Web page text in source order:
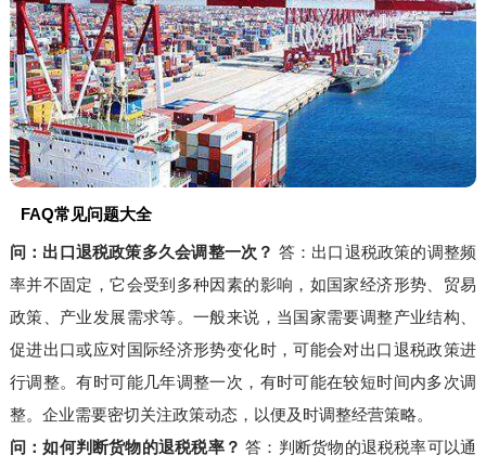
FAQ常见问题大全
问：出口退税政策多久会调整一次？ 答：出口退税政策的调整频
率并不固定，它会受到多种因素的影响，如国家经济形势、贸易
政策、产业发展需求等。一般来说，当国家需要调整产业结构、
促进出口或应对国际经济形势变化时，可能会对出口退税政策进
行调整。有时可能几年调整一次，有时可能在较短时间内多次调
整。企业需要密切关注政策动态，以便及时调整经营策略。
问：如何判断货物的退税税率？ 答：判断货物的退税税率可以通